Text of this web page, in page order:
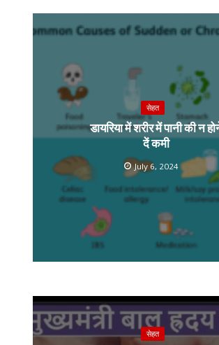
सेहत
डायरिया में शरीर में पानी की न
दें कमी
July 6, 2024
सेहत